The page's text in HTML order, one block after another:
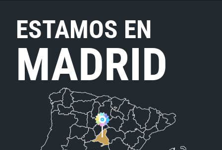
ESTAMOS EN
MADRID